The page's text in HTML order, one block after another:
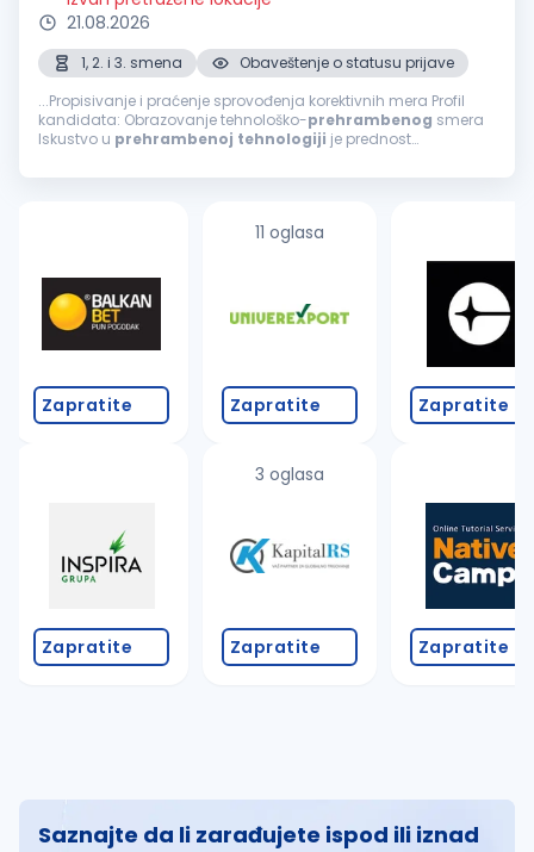
21.08.2026
1, 2. i 3. smena
Obaveštenje o statusu prijave
...Propisivanje i praćenje sprovođenja korektivnih mera Profil
kandidata: Obrazovanje tehnološko-prehrambenog smera
Iskustvo u prehrambenoj tehnologiji je prednost
dozvola B kategorije (aktivan vozač)...
Zapratite
Zapratite
11 oglasa
Zapratite
3 oglasa
Zapratite
Zapratite
Zapratite
Saznajte da li zarađujete ispod ili iznad